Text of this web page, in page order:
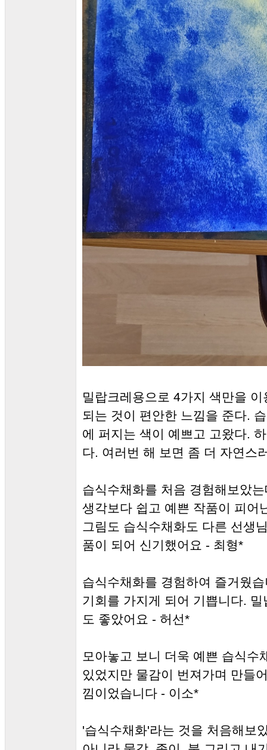
밀랍크레용으로 4가지 색만을
되는 것이 편안한 느낌을 준다.
에 퍼지는 색이 예쁘고 고왔다.
다. 여러번 해 보면 좀 더 자연스
습식수채화를 처음 경험해보았
생각보다 쉽고 예쁜 작품이 피어
그림도 습식수채화도 다른 선생
품이 되어 신기했어요 - 최형*
습식수채화를 경험하여 즐거웠
기회를 가지게 되어 기쁩니다.
도 좋았어요 - 허선*
모아놓고 보니 더욱 예쁜 습식
있었지만 물감이 번져가며 만들
낌이었습니다 - 이소*
'습식수채화'라는 것을 처음해보